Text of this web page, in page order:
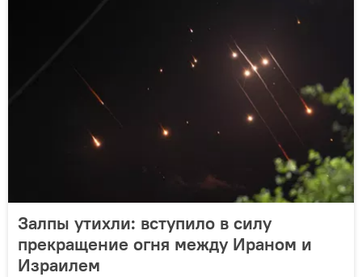
Залпы утихли: вступило в силу
прекращение огня между Ираном и
Израилем